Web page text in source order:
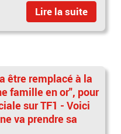
Lire la suite
être remplacé à la
famille en or", pour
sur TF1 - Voici
va prendre sa